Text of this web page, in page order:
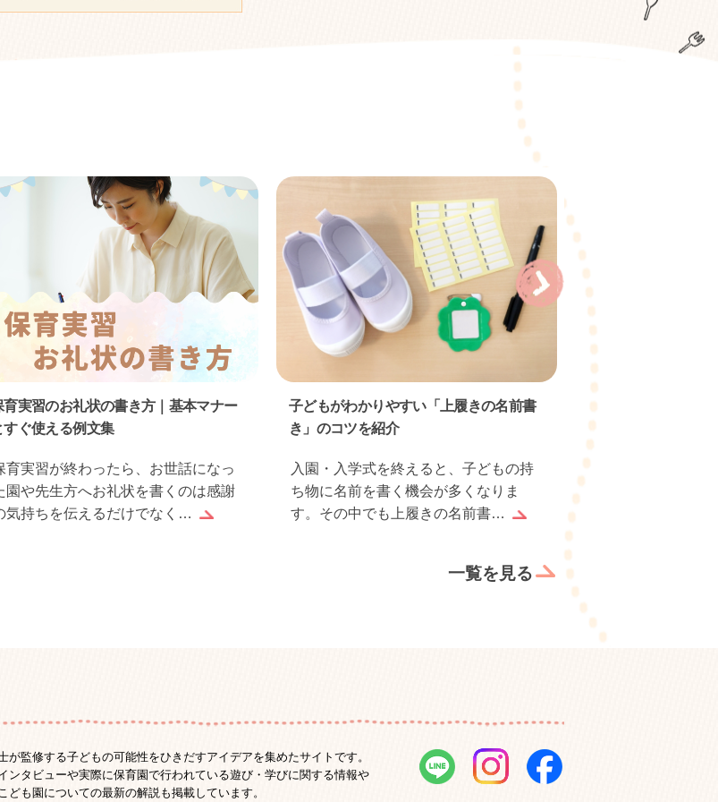
育実習のお礼状の書き方｜基本マナー
すぐ使える例文集
育実習が終わったら、お世話になっ
園や先生方へお礼状を書くのは感謝
気持ちを伝えるだけでなく…
子どもがわかりやすい「上履きの名前書
き」のコツを紹介
入園・入学式を終えると、子どもの持
ち物に名前を書く機会が多くなりま
す。その中でも上履きの名前書…
介！親子で料理を楽
長い休みや雨の日
一覧を見る
が監修する子どもの可能性をひきだすアイデアを集めたサイトです。
ンタビューや実際に保育園で行われている遊び・学びに関する情報や
も園についての最新の解説も掲載しています。